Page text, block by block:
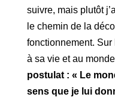
suivre, mais plutôt
le chemin de la
fonctionnement. Sur
à sa vie et au
postulat : « Le
sens que je lui